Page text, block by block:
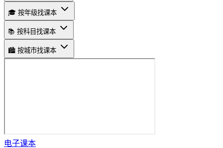
🎓 按年级找课本
📚 按科目找课本
🏙️ 按城市找课本
电子课本